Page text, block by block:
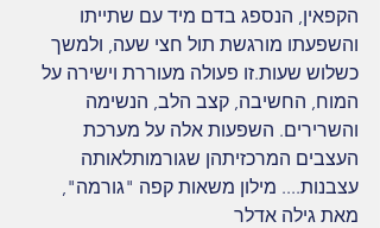
הקפאין, הנספג בדם מיד עם שתייתו
והשפעתו מורגשת תול חצי שעה, ולמשך
כשלוש שעות.זו פעולה מעוררת וישירה על
המוח, החשיבה, קצב הלב, הנשימה
והשרירים. השפעות אלה על מערכת
העצבים המרכזיתהן שגורמותלאותה
עצבנות.... מילון משאות קפה "גורמה",
מאת גילה אדלר